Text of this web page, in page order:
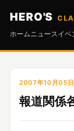
HERO'S
ホーム ニュースイベ
2007年10月05日
報道関係